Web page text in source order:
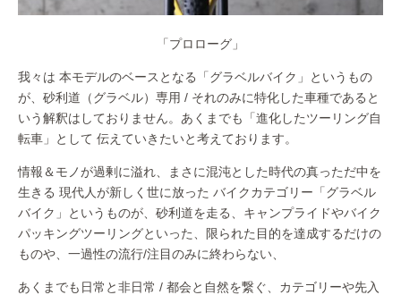
「プロローグ」
我々は 本モデルのベースとなる「グラベルバイク」というもの
が、砂利道（グラベル）専用 / それのみに特化した車種であると
いう解釈はしておりません。あくまでも「進化したツーリング自
転車」として 伝えていきたいと考えております。
情報＆モノが過剰に溢れ、まさに混沌とした時代の真っただ中を
生きる 現代人が新しく世に放った バイクカテゴリー「グラベル
バイク」というものが、砂利道を走る、キャンプライドやバイク
パッキングツーリングといった、限られた目的を達成するだけの
ものや、一過性の流行/注目のみに終わらない、
あくまでも日常と非日常 / 都会と自然を繋ぐ、カテゴリーや先入